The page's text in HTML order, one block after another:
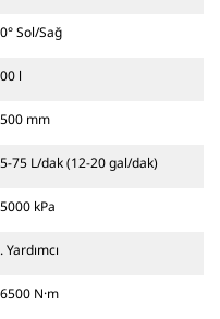
Sol/Sağ
l
mm
75 L/dak (12-20 gal/dak)
kPa
Yardımcı
N·m